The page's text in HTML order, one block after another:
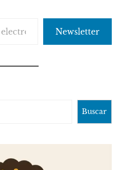
Newsletter
Buscar